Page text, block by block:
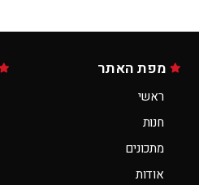
מפת האתר
ראשי
חנות
מתכונים
אודות